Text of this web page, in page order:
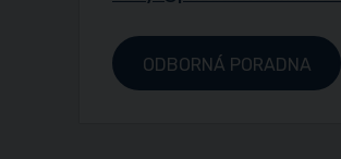
ODBORNÁ PORADNA